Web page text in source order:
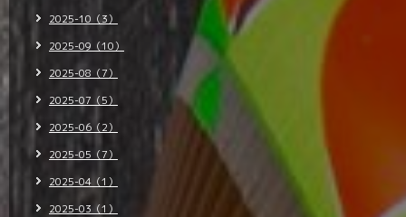
2025-10（3）
2025-09（10）
2025-08（7）
2025-07（5）
2025-06（2）
2025-05（7）
2025-04（1）
2025-03（1）